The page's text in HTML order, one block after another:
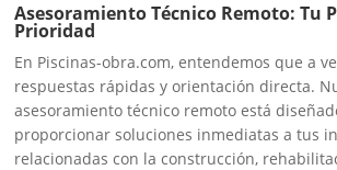
Asesoramiento Técnico Remoto: Tu
Prioridad
En Piscinas-obra.com, entendemos que a
respuestas rápidas y orientación directa.
asesoramiento técnico remoto está
proporcionar soluciones inmediatas a tus
relacionadas con la construcción,